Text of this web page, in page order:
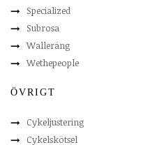
Specialized
Subrosa
Walleräng
Wethepeople
ÖVRIGT
Cykeljustering
Cykelskötsel